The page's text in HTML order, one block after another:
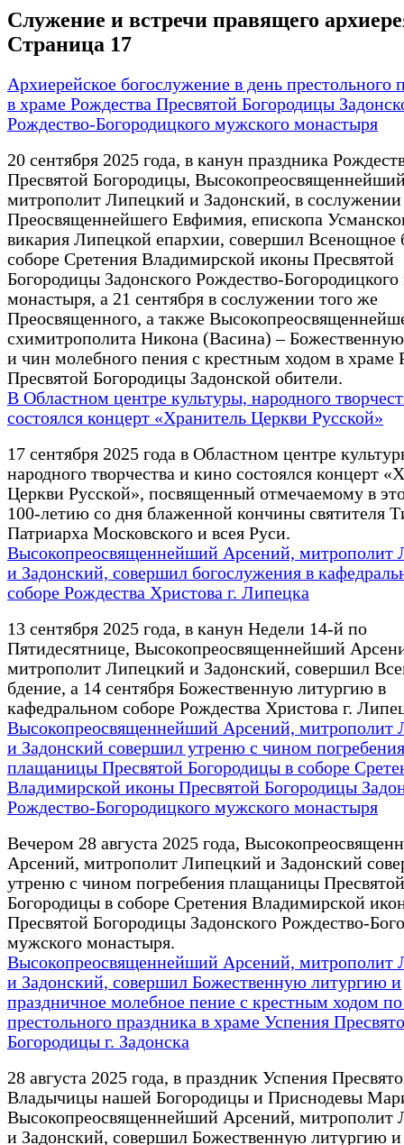
Служение и встречи правящего
Страница 17
Архиерейское богослужение в день престольного
в храме Рождества Пресвятой Богородицы
Рождество-Богородицкого мужского монастыря
20 сентября 2025 года, в канун праздника
Пресвятой Богородицы,
митрополит Липецкий и Задонский, в сослужении
Преосвященнейшего Евфимия, епископа
викария Липецкой епархии, совершил Всенощное
соборе Сретения Владимирской иконы Пресвятой
Богородицы Задонского Рождество-
монастыря, а 21 сентября в сослужении того же
Преосвященного, а также
схимитрополита Никона (Васина) –
и чин молебного пения с крестным ходом в храме
Пресвятой Богородицы Задонской обители.
В Областном центре культуры, народного
состоялся концерт «Хранитель Церкви Русской»
17 сентября 2025 года в Областном центре
народного творчества и кино состоялся концерт
Церкви Русской», посвященный отмечаемому в
100-летию со дня блаженной кончины святителя
Патриарха Московского и всея Руси.
Высокопреосвященнейший Арсений, митрополит
и Задонский, совершил богослужения в
соборе Рождества Христова г. Липецка
13 сентября 2025 года, в канун Недели 14-й по
Пятидесятнице, Высокопреосвященнейший
митрополит Липецкий и Задонский, совершил
бдение, а 14 сентября Божественную литургию в
кафедральном соборе Рождества Христова г.
Высокопреосвященнейший Арсений, митрополит
и Задонский совершил утреню с чином погребения
плащаницы Пресвятой Богородицы в соборе
Владимирской иконы Пресвятой Богородицы
Рождество-Богородицкого мужского монастыря
Вечером 28 августа 2025 года,
Арсений, митрополит Липецкий и Задонский
утреню с чином погребения плащаницы Пресвятой
Богородицы в соборе Сретения Владимирской
Пресвятой Богородицы Задонского Рождество-
мужского монастыря.
Высокопреосвященнейший Арсений, митрополит
и Задонский, совершил Божественную литургию и
праздничное молебное пение с крестным ходом
престольного праздника в храме Успения
Богородицы г. Задонска
28 августа 2025 года, в праздник Успения
Владычицы нашей Богородицы и Приснодевы
Высокопреосвященнейший Арсений, митрополит
и Задонский, совершил Божественную литургию и